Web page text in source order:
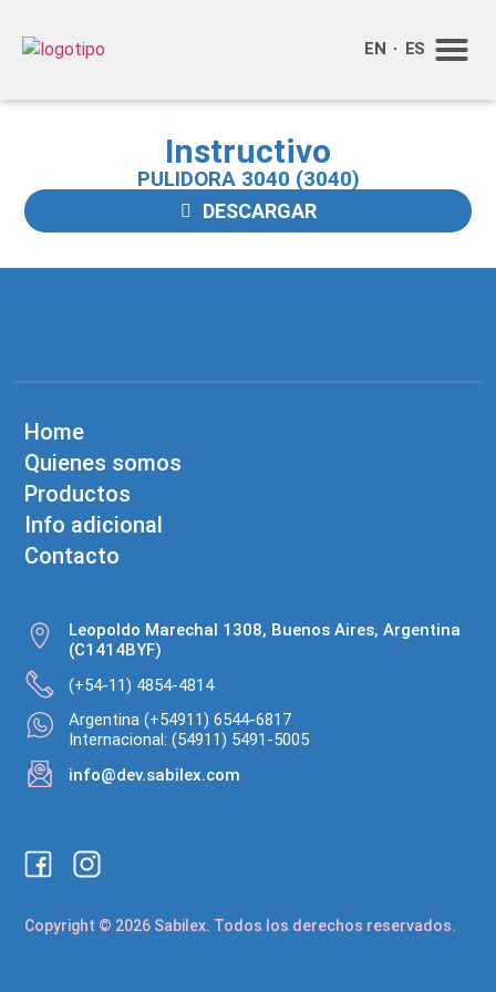
EN ES
Instructivo
PULIDORA 3040 (3040)
DESCARGAR
Home
Quienes somos
Productos
Info adicional
Contacto
Leopoldo Marechal 1308, Buenos Aires, Argentina
(C1414BYF)
(+54-11) 4854-4814
Argentina (+54911) 6544-6817
Internacional: (54911) 5491-5005
info@dev.sabilex.com
Copyright © 2026 Sabilex. Todos los derechos reservados.